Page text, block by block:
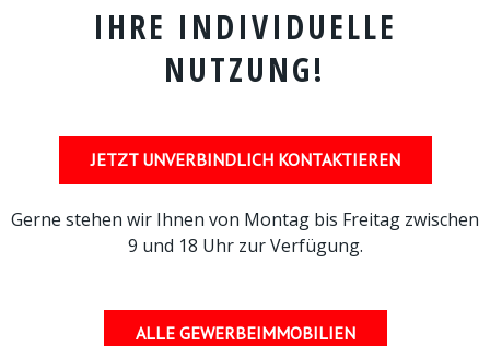
IHRE INDIVIDUELLE
NUTZUNG!
JETZT UNVERBINDLICH KONTAKTIEREN
Gerne stehen wir Ihnen von Montag bis Freitag zwischen
9 und 18 Uhr zur Verfügung.
ALLE GEWERBEIMMOBILIEN